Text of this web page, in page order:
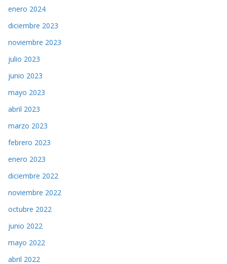
enero 2024
diciembre 2023
noviembre 2023
julio 2023
junio 2023
mayo 2023
abril 2023
marzo 2023
febrero 2023
enero 2023
diciembre 2022
noviembre 2022
octubre 2022
junio 2022
mayo 2022
abril 2022